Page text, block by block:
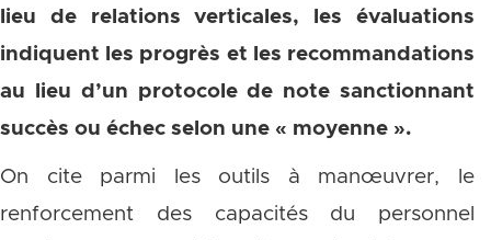
lieu de relations verticales, les évaluations
indiquent les progrès et les recommandations
au lieu d’un protocole de note sanctionnant
succès ou échec selon une « moyenne ».
On cite parmi les outils à manœuvrer, le
renforcement des capacités du personnel